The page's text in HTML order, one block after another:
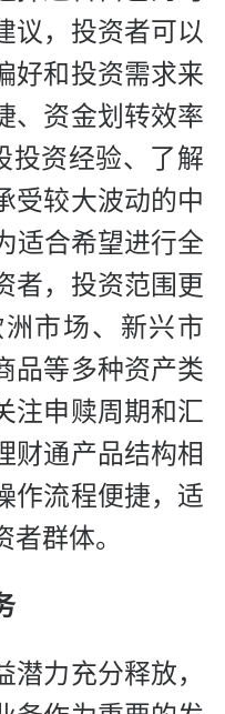
议，投资者可以
好和投资需求来
、资金划转效率
投资经验、了解
受较大波动的中
适合希望进行全
者，投资范围更
市场、新兴市
品等多种资产类
注申赎周期和汇
财通产品结构相
作流程便捷，适
群体。
力充分释放，